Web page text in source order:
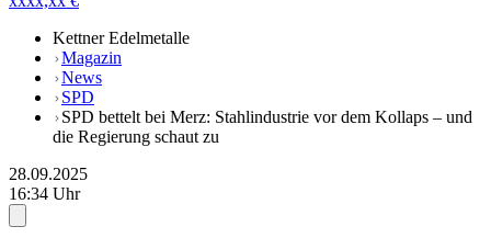
Kettner Edelmetalle
Magazin
News
SPD
SPD bettelt bei Merz: Stahlindustrie vor dem Kollaps – und
die Regierung schaut zu
28.09.2025
16:34 Uhr